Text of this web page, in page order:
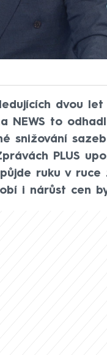
dvou
NEWS to
snižování
PLUS
ruku v ruce
i nárůst cen